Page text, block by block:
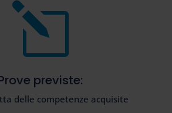
l
previste:
delle competenze acquisite